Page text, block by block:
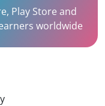
Play Store and
worldwide